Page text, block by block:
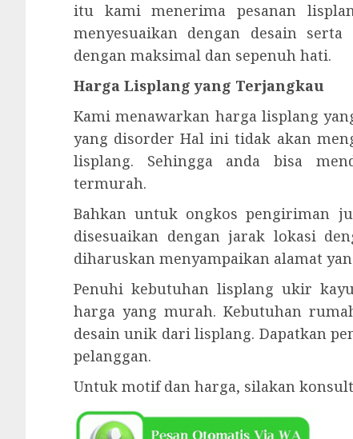
itu kami menerima pesanan
menyesuaikan dengan desain
dengan maksimal dan sepenuh hati.
Harga Lisplang yang Terjangkau
Kami menawarkan harga lisplang
yang disorder Hal ini tidak akan
lisplang. Sehingga anda bisa
termurah.
Bahkan untuk ongkos pengiriman
disesuaikan dengan jarak lokasi
diharuskan menyampaikan alamat
Penuhi kebutuhan lisplang ukir
harga yang murah. Kebutuhan
desain unik dari lisplang. Dapatkan
pelanggan.
Untuk motif dan harga, silakan